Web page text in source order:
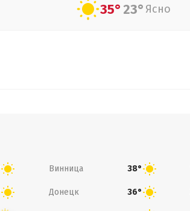
35°23° Ясно
Винница 38°
Донецк 36°